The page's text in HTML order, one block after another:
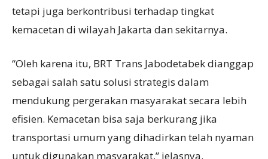
tetapi juga berkontribusi terhadap tingkat
kemacetan di wilayah Jakarta dan sekitarnya.
“Oleh karena itu, BRT Trans Jabodetabek dianggap
sebagai salah satu solusi strategis dalam
mendukung pergerakan masyarakat secara lebih
efisien. Kemacetan bisa saja berkurang jika
transportasi umum yang dihadirkan telah nyaman
untuk digunakan masyarakat,” jelasnya.